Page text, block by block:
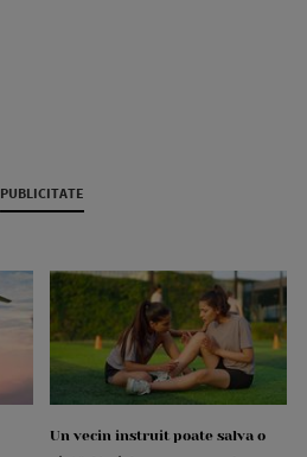
PUBLICITATE
Un vecin instruit poate salva o